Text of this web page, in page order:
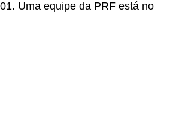
Uma equipe da PRF está no